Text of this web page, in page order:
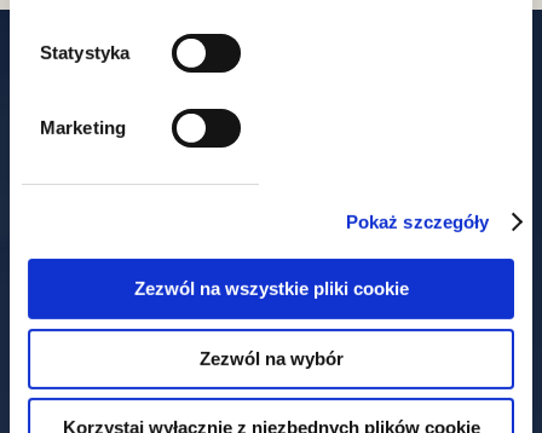
Statystyka
Marketing
Pokaż szczegóły
Zezwól na wszystkie pliki cookie
Zezwól na wybór
Korzystaj wyłącznie z niezbędnych plików cookie
Our offices
ul. Książęca 4
00-498 Warszawa
+48 22 212 00 00
f. +48 22 212 00 01
warszawa@gww.pl